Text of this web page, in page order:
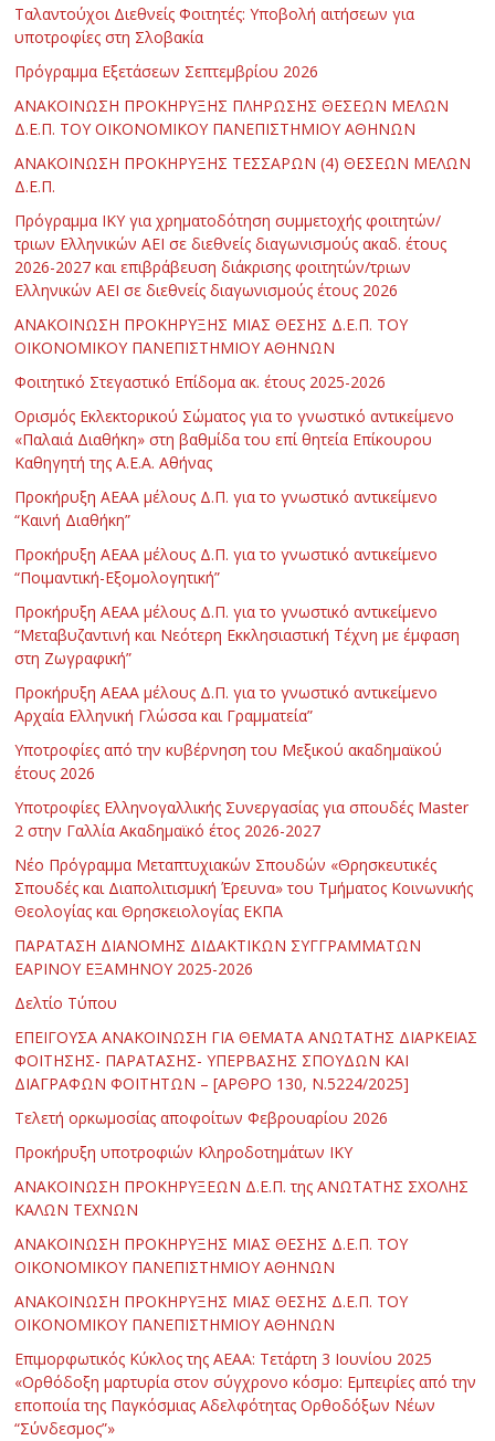
Ταλαντούχοι Διεθνείς Φοιτητές: Υποβολή αιτήσεων για
υποτροφίες στη Σλοβακία
Πρόγραμμα Εξετάσεων Σεπτεμβρίου 2026
ΑΝΑΚΟΙΝΩΣΗ ΠΡΟΚΗΡΥΞΗΣ ΠΛΗΡΩΣΗΣ ΘΕΣΕΩΝ ΜΕΛΩΝ
Δ.Ε.Π. ΤΟΥ ΟΙΚΟΝΟΜΙΚΟΥ ΠΑΝΕΠΙΣΤΗΜΙΟΥ ΑΘΗΝΩΝ
ΑΝΑΚΟΙΝΩΣΗ ΠΡΟΚΗΡΥΞΗΣ ΤΕΣΣΑΡΩΝ (4) ΘΕΣΕΩΝ ΜΕΛΩΝ
Δ.Ε.Π.
Πρόγραμμα ΙΚΥ για χρηματοδότηση συμμετοχής φοιτητών/
τριων Ελληνικών ΑΕΙ σε διεθνείς διαγωνισμούς ακαδ. έτους
2026-2027 και επιβράβευση διάκρισης φοιτητών/τριων
Ελληνικών ΑΕΙ σε διεθνείς διαγωνισμούς έτους 2026
ΑΝΑΚΟΙΝΩΣΗ ΠΡΟΚΗΡΥΞΗΣ ΜΙΑΣ ΘΕΣΗΣ Δ.Ε.Π. ΤΟΥ
ΟΙΚΟΝΟΜΙΚΟΥ ΠΑΝΕΠΙΣΤΗΜΙΟΥ ΑΘΗΝΩΝ
Φοιτητικό Στεγαστικό Επίδομα ακ. έτους 2025-2026
Ορισμός Εκλεκτορικού Σώματος για το γνωστικό αντικείμενο
«Παλαιά Διαθήκη» στη βαθμίδα του επί θητεία Επίκουρου
Καθηγητή της Α.Ε.Α. Αθήνας
Προκήρυξη ΑΕΑΑ μέλους Δ.Π. για το γνωστικό αντικείμενο
“Καινή Διαθήκη”
Προκήρυξη ΑΕΑΑ μέλους Δ.Π. για το γνωστικό αντικείμενο
“Ποιμαντική-Εξομολογητική”
Προκήρυξη ΑΕΑΑ μέλους Δ.Π. για το γνωστικό αντικείμενο
“Μεταβυζαντινή και Νεότερη Εκκλησιαστική Τέχνη με έμφαση
στη Ζωγραφική”
Προκήρυξη ΑΕΑΑ μέλους Δ.Π. για το γνωστικό αντικείμενο
Αρχαία Ελληνική Γλώσσα και Γραμματεία”
Υποτροφίες από την κυβέρνηση του Μεξικού ακαδημαϊκού
έτους 2026
Υποτροφίες Ελληνογαλλικής Συνεργασίας για σπουδές Master
2 στην Γαλλία Ακαδημαϊκό έτος 2026-2027
Νέο Πρόγραμμα Μεταπτυχιακών Σπουδών «Θρησκευτικές
Σπουδές και Διαπολιτισμική Έρευνα» του Τμήματος Κοινωνικής
Θεολογίας και Θρησκειολογίας ΕΚΠΑ
ΠΑΡΑΤΑΣΗ ΔΙΑΝΟΜΗΣ ΔΙΔΑΚΤΙΚΩΝ ΣΥΓΓΡΑΜΜΑΤΩΝ
ΕΑΡΙΝΟΥ ΕΞΑΜΗΝΟΥ 2025-2026
Δελτίο Τύπου
ΕΠΕΙΓΟΥΣΑ ΑΝΑΚΟΙΝΩΣΗ ΓΙΑ ΘΕΜΑΤΑ ΑΝΩΤΑΤΗΣ ΔΙΑΡΚΕΙΑΣ
ΦΟΙΤΗΣΗΣ- ΠΑΡΑΤΑΣΗΣ- ΥΠΕΡΒΑΣΗΣ ΣΠΟΥΔΩΝ ΚΑΙ
ΔΙΑΓΡΑΦΩΝ ΦΟΙΤΗΤΩΝ – [ΑΡΘΡΟ 130, Ν.5224/2025]
Τελετή ορκωμοσίας αποφοίτων Φεβρουαρίου 2026
Προκήρυξη υποτροφιών Κληροδοτημάτων ΙΚΥ
ΑΝΑΚΟΙΝΩΣΗ ΠΡΟΚΗΡΥΞΕΩΝ Δ.Ε.Π. της ΑΝΩΤΑΤΗΣ ΣΧΟΛΗΣ
ΚΑΛΩΝ ΤΕΧΝΩΝ
ΑΝΑΚΟΙΝΩΣΗ ΠΡΟΚΗΡΥΞΗΣ ΜΙΑΣ ΘΕΣΗΣ Δ.Ε.Π. ΤΟΥ
ΟΙΚΟΝΟΜΙΚΟΥ ΠΑΝΕΠΙΣΤΗΜΙΟΥ ΑΘΗΝΩΝ
ΑΝΑΚΟΙΝΩΣΗ ΠΡΟΚΗΡΥΞΗΣ ΜΙΑΣ ΘΕΣΗΣ Δ.Ε.Π. ΤΟΥ
ΟΙΚΟΝΟΜΙΚΟΥ ΠΑΝΕΠΙΣΤΗΜΙΟΥ ΑΘΗΝΩΝ
Επιμορφωτικός Κύκλος της ΑΕΑΑ: Τετάρτη 3 Ιουνίου 2025
«Ορθόδοξη μαρτυρία στον σύγχρονο κόσμο: Εμπειρίες από την
εποποιία της Παγκόσμιας Αδελφότητας Ορθοδόξων Νέων
“Σύνδεσμος”»